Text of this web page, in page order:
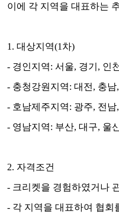
이에 각 지역을 대표하는
1. 대상지역(1 차)
- 경인지역: 서울, 경기 , 인
- 충청강원지역: 대전 , 충남
- 호남제주지역: 광주, 전남
- 영남지역: 부산, 대구, 울
2. 자격조건
- 크리켓을 경험하였거나
- 각 지역을 대표하여 협회